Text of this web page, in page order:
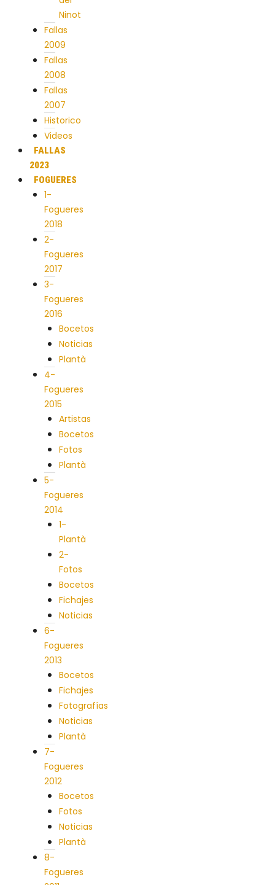
Ninot
Fallas
2009
Fallas
2008
Fallas
2007
Historico
Videos
FALLAS
2023
FOGUERES
1-
Fogueres
2018
2-
Fogueres
2017
3-
Fogueres
2016
Bocetos
Noticias
Plantà
4-
Fogueres
2015
Artistas
Bocetos
Fotos
Plantà
5-
Fogueres
2014
1-
Plantà
2-
Fotos
Bocetos
Fichajes
Noticias
6-
Fogueres
2013
Bocetos
Fichajes
Fotografías
Noticias
Plantà
7-
Fogueres
2012
Bocetos
Fotos
Noticias
Plantà
8-
Fogueres